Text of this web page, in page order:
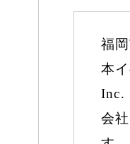
福
本
Inc.
会